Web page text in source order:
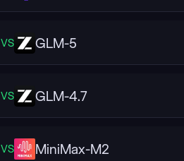
VS GLM-5
VS GLM-4.7
VS MiniMax-M2